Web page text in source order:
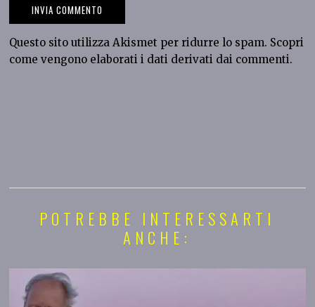
Questo sito utilizza Akismet per ridurre lo spam. Scopri
come vengono elaborati i dati derivati dai commenti.
POTREBBE INTERESSARTI
ANCHE: